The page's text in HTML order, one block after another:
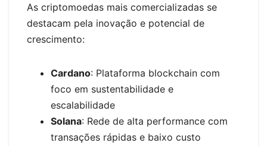
As criptomoedas mais comercializadas se
destacam pela inovação e potencial de
crescimento:
Cardano: Plataforma blockchain com
foco em sustentabilidade e
escalabilidade
Solana: Rede de alta performance com
transações rápidas e baixo custo